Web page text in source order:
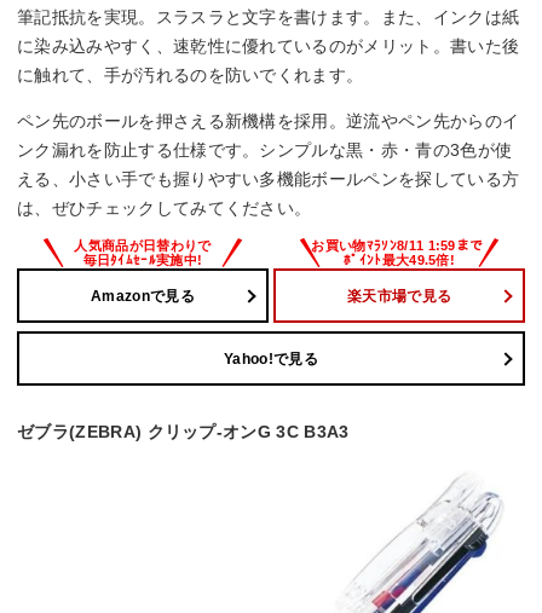
筆記抵抗を実現。スラスラと文字を書けます。また、インクは紙
に染み込みやすく、速乾性に優れているのがメリット。書いた後
に触れて、手が汚れるのを防いでくれます。
ペン先のボールを押さえる新機構を採用。逆流やペン先からのイ
ンク漏れを防止する仕様です。シンプルな黒・赤・青の3色が使
える、小さい手でも握りやすい多機能ボールペンを探している方
は、ぜひチェックしてみてください。
Amazonで見る 楽天市場で見る
Yahoo!で見る
ゼブラ(ZEBRA) クリップ-オンG 3C B3A3